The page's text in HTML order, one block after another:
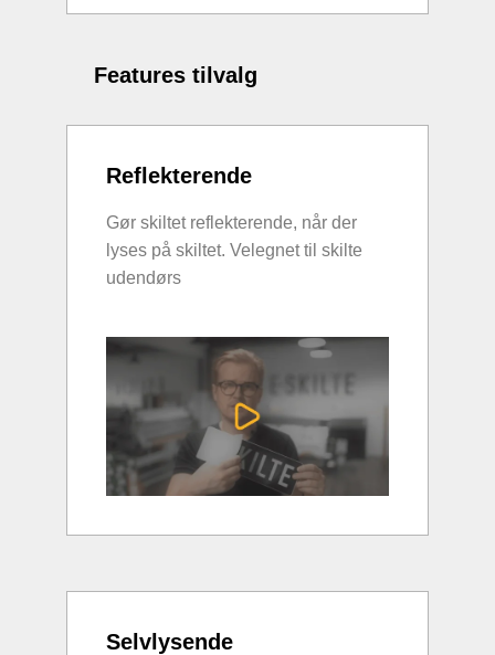
Features tilvalg
Reflekterende
Gør skiltet reflekterende, når der
lyses på skiltet. Velegnet til skilte
udendørs
Selvlysende